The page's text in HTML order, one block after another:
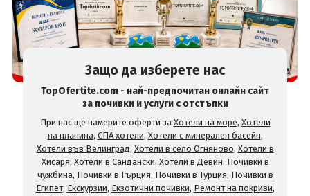
Защо да изберете нас
TopOfertite.com - най-предпочитан онлайн сайт
за почивки и услуги с отстъпки
При нас ще намерите оферти за Хотели на море, Хотели
на планина, СПА хотели, Хотели с минерален басейн,
Хотели във Велинград, Хотели в село Огняново, Хотели в
Хисаря, Хотели в Сандански, Хотели в Девин, Почивки в
чужбина, Почивки в Гърция, Почивки в Турция, Почивки в
Египет, Екскурзии, Екзотични почивки, Ремонт на покриви,